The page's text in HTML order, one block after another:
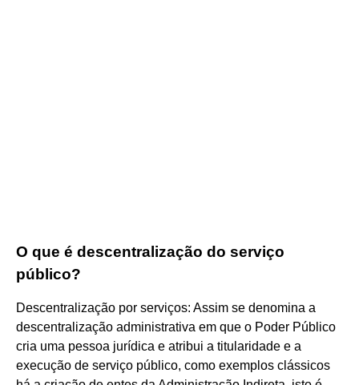
O que é descentralização do serviço
público?
Descentralização por serviços: Assim se denomina a
descentralização administrativa em que o Poder Público
cria uma pessoa jurídica e atribui a titularidade e a
execução de serviço público, como exemplos clássicos